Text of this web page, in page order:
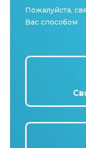
Пожалуйста,
Вас способом